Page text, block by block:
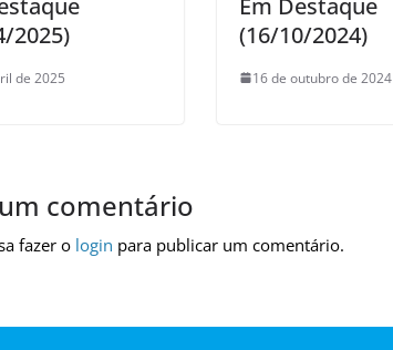
2025)
de 2025
(16/10/2024)
16 de outubro de 2024
comentário
fazer o login para publicar um comentário.